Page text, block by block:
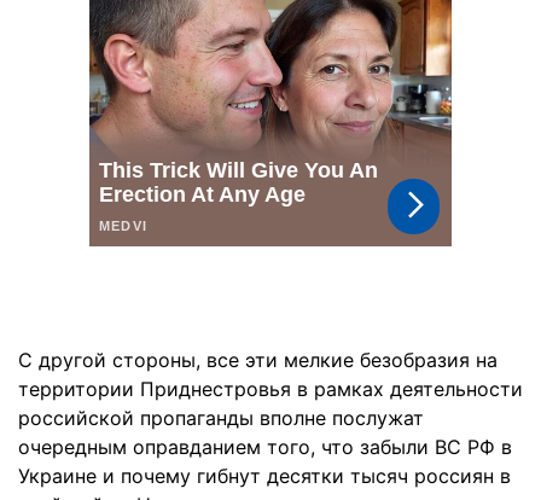
С другой стороны, все эти мелкие безобразия на
территории Приднестровья в рамках деятельности
российской пропаганды вполне послужат
очередным оправданием того, что забыли ВС РФ в
Украине и почему гибнут десятки тысяч россиян в